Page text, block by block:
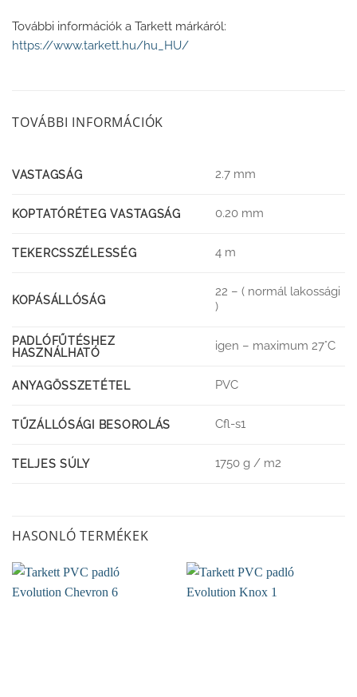
További információk a Tarkett márkáról:
https://www.tarkett.hu/hu_HU/
TOVÁBBI INFORMÁCIÓK
VASTAGSÁG 2.7 mm
KOPTATÓRÉTEG VASTAGSÁG 0.20 mm
TEKERCSSZÉLESSÉG 4 m
KOPÁSÁLLÓSÁG
22 – ( normál lakossági
)
PADLÓFŰTÉSHEZ
HASZNÁLHATÓ
igen – maximum 27°C
ANYAGÖSSZETÉTEL PVC
TŰZÁLLÓSÁGI BESOROLÁS Cfl-s1
TELJES SÚLY 1750 g / m2
HASONLÓ TERMÉKEK